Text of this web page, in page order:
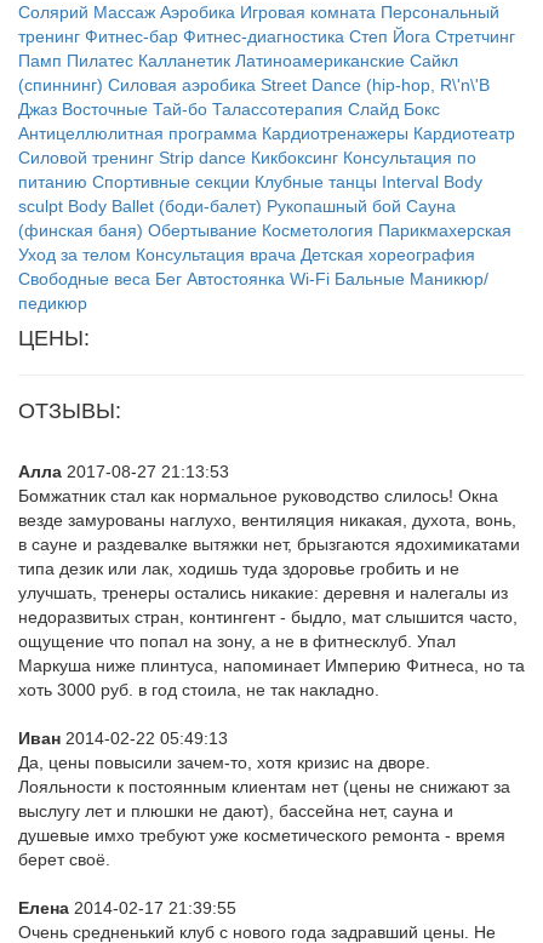
Солярий Массаж Аэробика Игровая комната Персональный
тренинг Фитнес-бар Фитнес-диагностика Степ Йога Стретчинг
Памп Пилатес Калланетик Латиноамериканские Сайкл
(спиннинг) Силовая аэробика Street Dance (hip-hop, R\'n\'B
Джаз Восточные Тай-бо Талассотерапия Слайд Бокс
Антицеллюлитная программа Кардиотренажеры Кардиотеатр
Силовой тренинг Strip dance Кикбоксинг Консультация по
питанию Спортивные секции Клубные танцы Interval Body
sculpt Body Ballet (боди-балет) Рукопашный бой Сауна
(финская баня) Обертывание Косметология Парикмахерская
Уход за телом Консультация врача Детская хореография
Свободные веса Бег Автостоянка Wi-Fi Бальные Маникюр/
педикюр
ЦЕНЫ:
ОТЗЫВЫ:
Алла 2017-08-27 21:13:53
Бомжатник стал как нормальное руководство слилось! Окна
везде замурованы наглухо, вентиляция никакая, духота, вонь,
в сауне и раздевалке вытяжки нет, брызгаются ядохимикатами
типа дезик или лак, ходишь туда здоровье гробить и не
улучшать, тренеры остались никакие: деревня и налегалы из
недоразвитых стран, контингент - быдло, мат слышится часто,
ощущение что попал на зону, а не в фитнесклуб. Упал
Маркуша ниже плинтуса, напоминает Империю Фитнеса, но та
хоть 3000 руб. в год стоила, не так накладно.
Иван 2014-02-22 05:49:13
Да, цены повысили зачем-то, хотя кризис на дворе.
Лояльности к постоянным клиентам нет (цены не снижают за
выслугу лет и плюшки не дают), бассейна нет, сауна и
душевые имхо требуют уже косметического ремонта - время
берет своё.
Елена 2014-02-17 21:39:55
Очень средненький клуб с нового года задравший цены. Не